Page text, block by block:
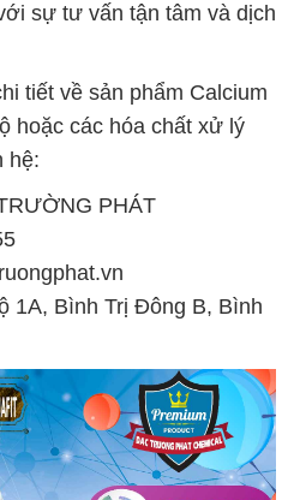
sự tư vấn tận tâm và dịch
tiết về sản phẩm Calcium
hoặc các hóa chất xử lý
hệ:
PHÁT
1A, Bình Trị Đông B, Bình